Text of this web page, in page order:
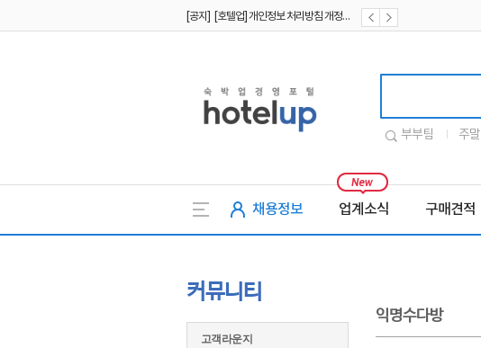
[공지] [호텔업] 유료서비스 이용약관 개정본2 (19.09.02)
부부팀 주말
채용정보 업계소식 구매견적
커뮤니티
고객라운지
익명수다방